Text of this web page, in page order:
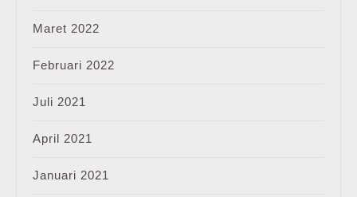
Maret 2022
Februari 2022
Juli 2021
April 2021
Januari 2021